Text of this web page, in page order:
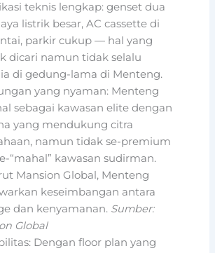
teknis lengkap: genset dua
listrik besar, AC cassette di
parkir cukup — hal yang
dicari namun tidak selalu
di gedung-lama di Menteng.
yang nyaman: Menteng
sebagai kawasan elite dengan
yang mendukung citra
namun tidak se-premium
“mahal” kawasan sudirman.
Mansion Global, Menteng
keseimbangan antara
dan kenyamanan. Sumber:
Global
Dengan floor plan yang